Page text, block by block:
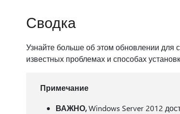
Сводка
Узнайте больше об этом обновлении для
известных проблемах и способах
Примечание
ВАЖНО,Windows Server 2012